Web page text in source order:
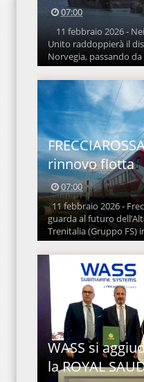
07:00
11 febbraio 2026 -
Unito raddoppierà il
Norvegia, passando da
rinnovo flotta
07:00
11 febbraio 2026 -
guarda al futuro
Trenitalia (Gruppo FS)
WASS si
la ROYAL